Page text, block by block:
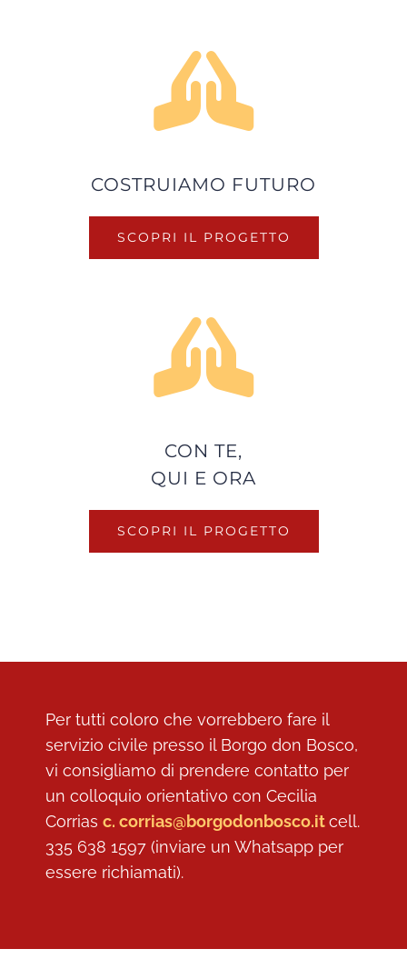
COSTRUIAMO FUTURO
SCOPRI IL PROGETTO
CON TE,
QUI E ORA
SCOPRI IL PROGETTO
Per tutti coloro che vorrebbero fare il
servizio civile presso il Borgo don Bosco,
vi consigliamo di prendere contatto per
un colloquio orientativo con Cecilia
Corrias c. corrias@borgodonbosco.itcell.
335 638 1597 (inviare un Whatsapp per
essere richiamati).